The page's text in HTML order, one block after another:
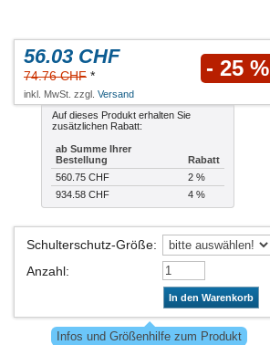
56.03 CHF
74.76 CHF * - 25 %
inkl. MwSt. zzgl. Versand
Auf dieses Produkt erhalten Sie
zusätzlichen Rabatt:
ab Summe Ihrer
Bestellung
Rabatt
560.75 CHF
2 %
934.58 CHF
4 %
Schulterschutz-Größe:
Anzahl:
In den Warenkorb
Infos und Größenhilfe zum Produkt